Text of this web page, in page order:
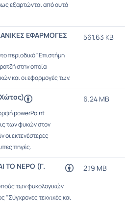
εξαρτώνται από αυτά
ΕΦΑΡΜΟΓΕΣ
περιοδικό "Επιστήμη
στην οποία
και οι εφαρμογές των.
561.63 KB
powerPoint
των φυκών στον
οι εκτενέστερες
πηγές.
6.24 MB
ΤΟ ΝΕΡΟ (Γ.
των φυκολογικών
"Σύγχρονες τεχνικές και
2.19 MB